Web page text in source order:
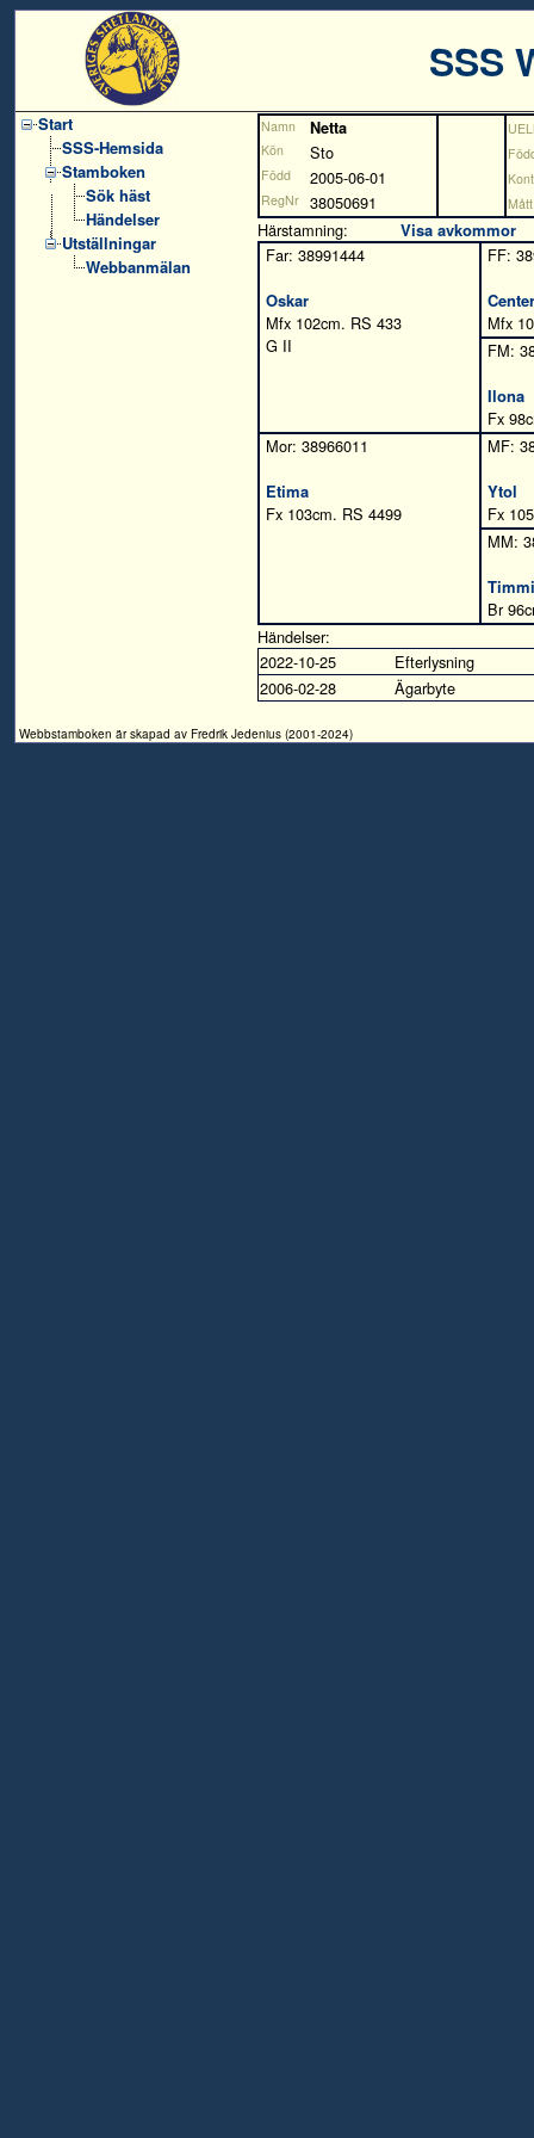
SSS
Start
SSS-Hemsida
Stamboken
Sök häst
Händelser
Utställningar
Webbanmälan
Namn Netta
Kön Sto
Född 2005-06-01
RegNr 38050691
Mått
Härstamning:
Visa avkommor
Far: 38991444
Oskar
Mfx 102cm. RS 433
G II
FF:
Center
Mfx
FM:
Ilona
Fx
Mor: 38966011
Etima
Fx 103cm. RS 4499
MF:
Ytol
Fx
MM:
Br
Händelser:
2022-10-25
Efterlysning
2006-02-28
Ägarbyte
Webbstamboken är skapad av Fredrik Jedenius (2001-2024)